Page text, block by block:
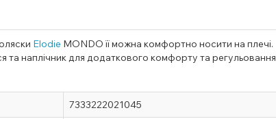
Elodie MONDO її можна комфортно носити на плечі.
та наплічник для додаткового комфорту та регульовання
7333222021045